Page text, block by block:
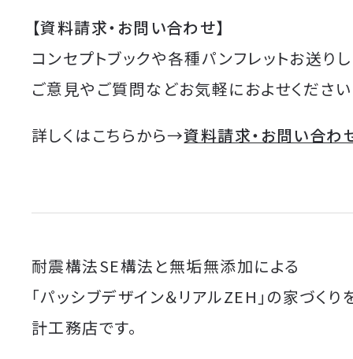
【資料請求・お問い合わせ】
コンセプトブックや各種パンフレットお送りし
ご意見やご質問などお気軽におよせください
詳しくはこちらから→資料請求・お問い合わ
耐震構法SE構法と無垢無添加による
「パッシブデザイン＆リアルZEH」の家づく
計工務店です。